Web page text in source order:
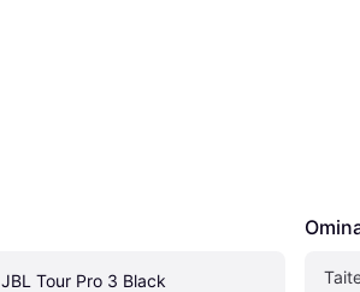
JBL Tour Pro 3 Black